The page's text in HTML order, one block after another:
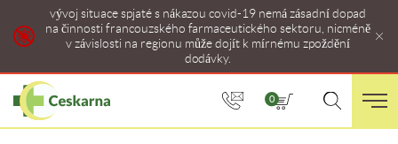
vývoj situace spjaté s nákazou covid-19 nemá zásadní dopad
na činnosti francouzského farmaceutického sektoru, nicméně
v závislosti na regionu může dojít k mírnému zpoždění
dodávky.
0